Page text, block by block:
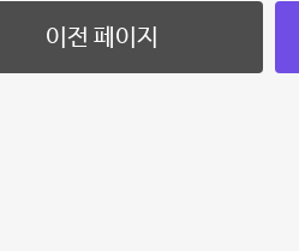
이전 페이지